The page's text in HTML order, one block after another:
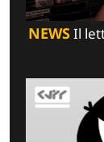
NEWSIl